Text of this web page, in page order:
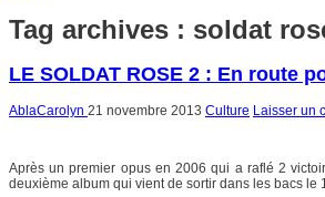
Tag archives : soldat
LE SOLDAT ROSE 2 : En route
AblaCarolyn 21 novembre 2013 Culture Laisser un
Après un premier opus en 2006 qui a raflé 2
deuxième album qui vient de sortir dans les bacs le